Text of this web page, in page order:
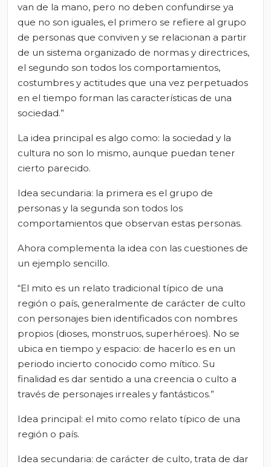
van de la mano, pero no deben confundirse ya
que no son iguales, el primero se refiere al grupo
de personas que conviven y se relacionan a partir
de un sistema organizado de normas y directrices,
el segundo son todos los comportamientos,
costumbres y actitudes que una vez perpetuados
en el tiempo forman las características de una
sociedad.”
La idea principal es algo como: la sociedad y la
cultura no son lo mismo, aunque puedan tener
cierto parecido.
Idea secundaria: la primera es el grupo de
personas y la segunda son todos los
comportamientos que observan estas personas.
Ahora complementa la idea con las cuestiones de
un ejemplo sencillo.
“El mito es un relato tradicional típico de una
región o país, generalmente de carácter de culto
con personajes bien identificados con nombres
propios (dioses, monstruos, superhéroes). No se
ubica en tiempo y espacio: de hacerlo es en un
periodo incierto conocido como mítico. Su
finalidad es dar sentido a una creencia o culto a
través de personajes irreales y fantásticos.”
Idea principal: el mito como relato típico de una
región o país.
Idea secundaria: de carácter de culto, trata de dar